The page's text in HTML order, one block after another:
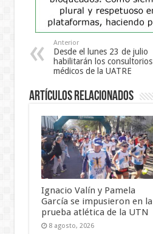
Anterior
Desde el lunes 23 de julio
habilitarán los consultorios
médicos de la UATRE
Artículos Relacionados
Ignacio Valín y Pamela
García se impusieron en la
prueba atlética de la UTN
8 agosto, 2026